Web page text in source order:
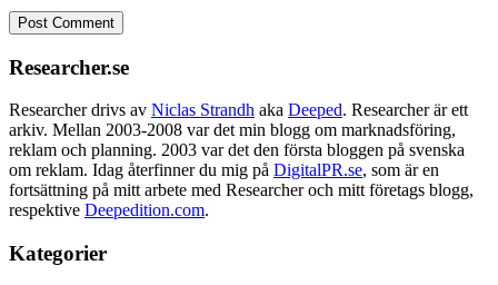
Researcher.se
Researcher drivs av Niclas Strandh aka Deeped. Researcher är ett
arkiv. Mellan 2003-2008 var det min blogg om marknadsföring,
reklam och planning. 2003 var det den första bloggen på svenska
om reklam. Idag återfinner du mig på DigitalPR.se, som är en
fortsättning på mitt arbete med Researcher och mitt företags blogg,
respektive Deepedition.com.
Kategorier